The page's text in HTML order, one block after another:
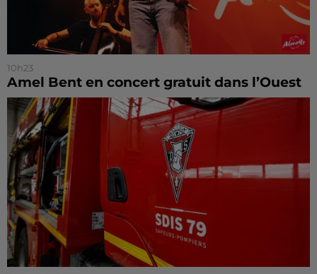
10h23
Amel Bent en concert gratuit dans l’Ouest